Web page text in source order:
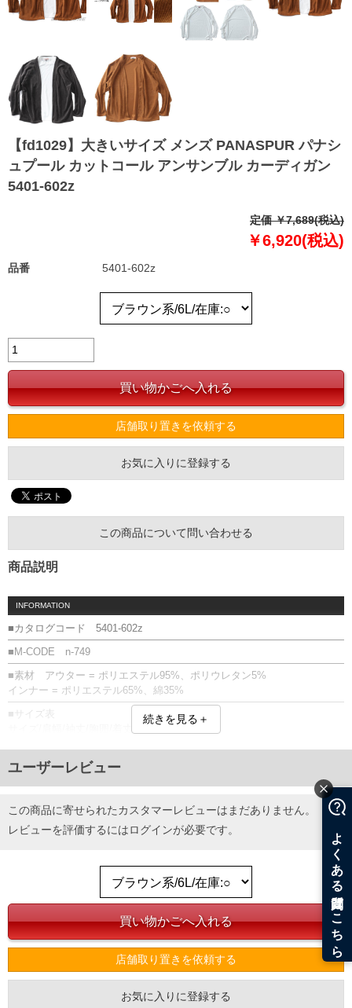
【fd1029】大きいサイズ メンズ PANASPUR パナシ
ュプール カットコール アンサンブル カーディガン
5401-602z
定価 ￥7,689(税込)
￥6,920(税込)
品番 5401-602z
店舗取り置きを依頼する
お気に入りに登録する
この商品について問い合わせる
商品説明
INFORMATION
■カタログコード 5401-602z
■M-CODE n-749
■素材 アウター = ポリエステル95%、ポリウレタン5%
インナー = ポリエステル65%、綿35%
■サイズ表
サイズ/肩幅/袖丈/胸囲/着丈
4L/58/62/128/78
5L/60/63/132/80
6L/62/64/136/82
単位はcm
※【返品交換について】
返品交換希望の方は、商品到着後1週間以内にご連絡ください。
下着(肌着)やワイシャツは商品の性質上、返品交換不可とさせて頂いております。予め
※【ボトムの裾上げをご希望の場合】
裾上げ料金は500円+税となります。
備考欄に股下●cmとご記入下さい。（裾上げ無料対象商品は1本につき税込6,000円以
上の品が対象。1本5,999円以下の商品は有料（500円+税）となります。）
出荷まで約1週間～20日間程お時間を頂く場合がございます。
尚、裾上げした商品は返品・交換不可となりますので、予めご了承下さい。
一部、お直しに対応出来ない商品がございます。(例：裾にファスナーや調節ひもが付
いている、極端なデザインが施されている等)
※商品によって若干のサイズの誤差がございます。また、お客様がご使用の環境（コ
続きを見る＋
ユーザーレビュー
この商品に寄せられたカスタマーレビューはまだありません。
レビューを評価するにはログインが必要です。
店舗取り置きを依頼する
お気に入りに登録する